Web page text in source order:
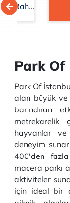
Polonezköy Hayvanat Bahçesi
Park Of
Park Of
alan büyük
barındıran
metrekarelik
hayvanlar
deneyim
400'den
macera parkı
aktiviteler
için ideal bir